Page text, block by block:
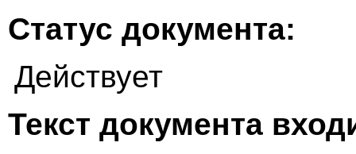
Статус документа:
Действует
Текст документа